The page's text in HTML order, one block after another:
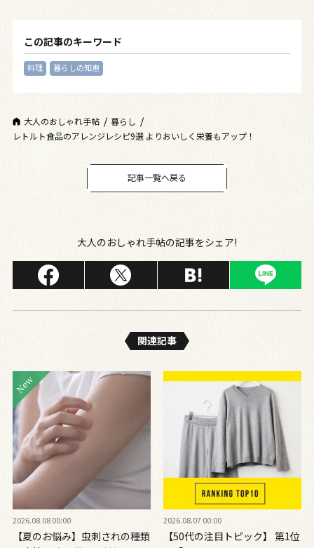
この記事のキーワード
料理 暮らしの知恵
大人のおしゃれ手帖
暮らし
レトルト食品のアレンジレシピ9選 よりおいしく栄養もアップ！
記事一覧へ戻る
大人のおしゃれ手帖の記事をシェア!
関連記事
2026.08.08 00:00
【夏のお悩み】虫刺されの種類
2026.08.07 00:00
【50代の注目トピック】 第1位